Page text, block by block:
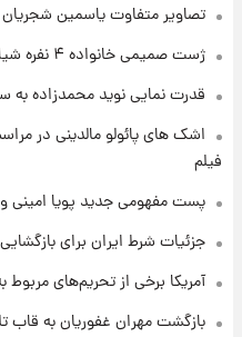
+ جدول
آغاز طرح
نام
سود
۱ روز پیش
زمان
تصاویر متفاوت یاسمین
ژست صمیمی خانواده ۴ نفره شیلا خداداد پربازدید شد + عکس
قدرت نمایی نوید محمدزاده
اشک های پائولو مالدینی در
فیلم
پست مفهومی جدید پویا
جزئیات شرط ایران برای
آمریکا برخی از تحریم‌های
بازگشت مهران غفوریان به قاب